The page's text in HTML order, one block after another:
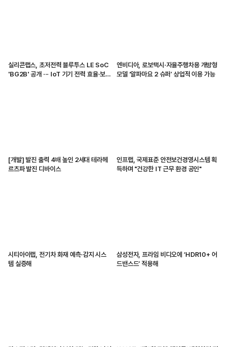
실리콘랩스, 초저전력 블루투스 LE SoC
'BG2B' 공개 ··· IoT 기기 전력 효율·보안
엔비디아, 로보택시·자율주행차용 개방형
모델 ‘알파마요 2 슈퍼’ 상업적 이용 가능
[개발] 발진 출력 4배 높인 2세대 테라헤
르츠파 발진 디바이스
인프랩, 국제표준 안전보건경영시스템 획
득하며 "건강한 IT 근무 환경 공인"
시티아이랩, 전기차 화재 예측·감지 시스
템 실증해
삼성전자, 프라임 비디오에 ‘HDR10+ 어
드밴스드’ 적용해